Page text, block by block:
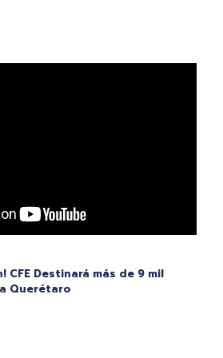
CFE Destinará más de 9 mil
Querétaro